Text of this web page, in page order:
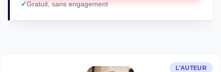
Gratuit, sans engagement
L'AUTEUR